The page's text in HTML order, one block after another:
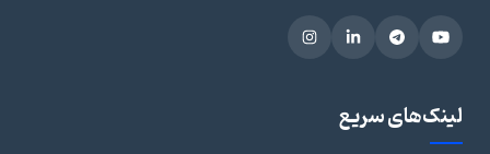
لینک‌های سریع